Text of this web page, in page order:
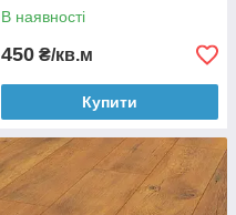
В наявності
450 ₴/кв.м
Купити